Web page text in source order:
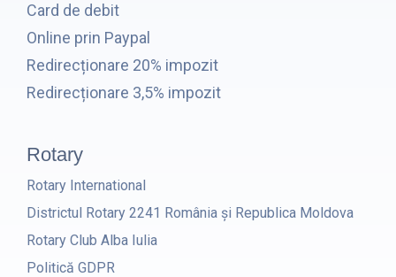
Card de debit
Online prin Paypal
Redirecționare 20% impozit
Redirecționare 3,5% impozit
Rotary
Rotary International
Districtul Rotary 2241 România și Republica Moldova
Rotary Club Alba Iulia
Politică GDPR